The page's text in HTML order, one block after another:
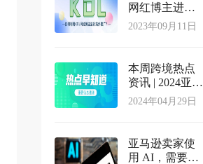
网红博主进行
站外推广？
2023年09月11日
本周跨境热点
资讯 | 2024亚马
逊Prime会员日
量活动玩法...
2024年04月29日
亚马逊卖家使
用 AI，需要注